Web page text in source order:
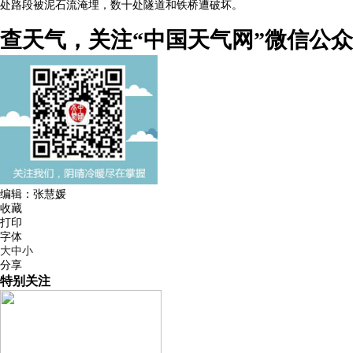
处路段被泥石流淹埋，数十处隧道和铁桥遭破坏。
查天气，关注“中国天气网”微信公
编辑：张慧媛
收藏
打印
字体
大中小
分享
特别关注